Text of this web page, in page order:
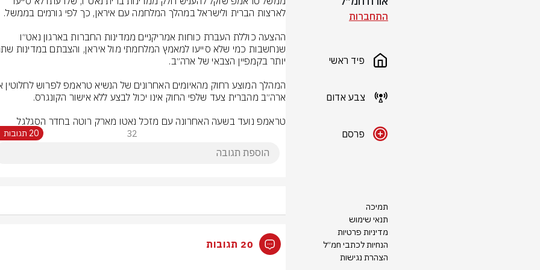
התחברות
פיד ראשי
צבע אדום
פרסם
תמיכה
תנאי שימוש
מדיניות פרטיות
הנחיות לכתבי חמ״ל
הצהרת נגישות
טראמפ נועד בשעה האחרונה עם מזכל נאטו מארק רוטה בחדר הסגלגל
32 20 תגובות
20 תגובות